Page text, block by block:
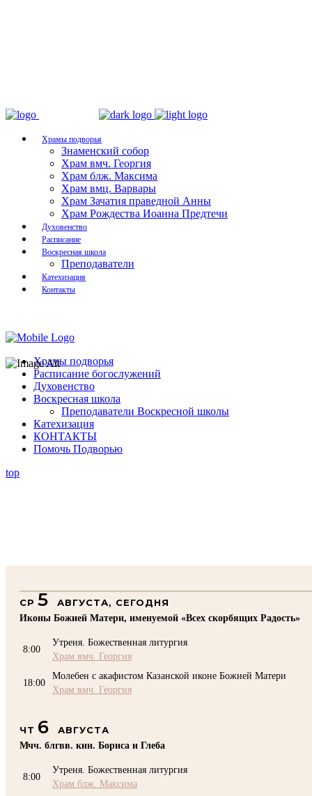
Храмы подворья
Знаменский собор
Храм вмч. Георгия
Храм блж. Максима
Храм вмц. Варвары
Храм Зачатия праведной Анны
Храм Рождества Иоанна Предтечи
Духовенство
Расписание
Воскресная школа
Преподаватели
Катехизация
Контакты
Храмы подворья
Расписание богослужений
Духовенство
Воскресная школа
Преподаватели Воскресной школы
Катехизация
КОНТАКТЫ
Помочь Подворью
top
СР 5
АВГУСТА, СЕГОДНЯ
Иконы Божией Матери, именуемой «Всех скорбящих Радость»
8:00
Утреня. Божественная литургия
Храм вмч. Георгия
18:00
Молебен с акафистом Казанской иконе Божией Матери
Храм вмч. Георгия
ЧТ 6
АВГУСТА
Мчч. блгвв. кнн. Бориса и Глеба
8:00
Утреня. Божественная литургия
Храм блж. Максима